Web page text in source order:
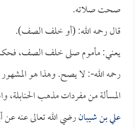
صحت صلاته.
قال رحمه الله: (أو خلف الصف).
يعني: مأموم صلى خلف الصف،
رحمه الله-: لا يصح. وهذا هو
المسألة من مفردات مذهب
علي بن شيبانرضي الله تعالى عنه عن